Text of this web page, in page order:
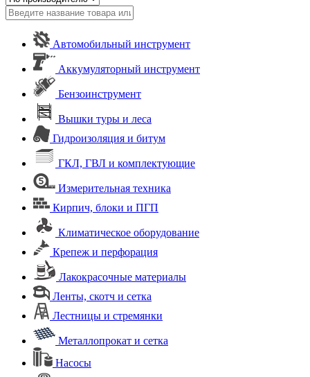
Автомобильный инструмент
Аккумуляторный инструмент
Бензоинструмент
Вышки туры и леса
Гидроизоляция и битум
ГКЛ, ГВЛ и комплектующие
Измерительная техника
Кирпич, блоки и ПГП
Климатическое оборудование
Крепеж и перфорация
Лакокрасочные материалы
Ленты, скотч и сетка
Лестницы и стремянки
Металлопрокат и сетка
Насосы